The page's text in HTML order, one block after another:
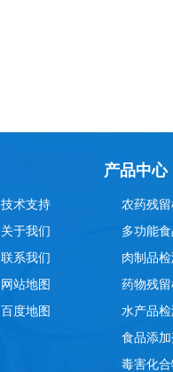
技术支持
关于我们
联系我们
网站地图
百度地图
产品中心
农药残
多功能
肉制品
药物残
水产品
食品添
毒害化